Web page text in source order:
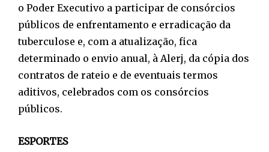
o Poder Executivo a participar de consórcios
públicos de enfrentamento e erradicação da
tuberculose e, com a atualização, fica
determinado o envio anual, à Alerj, da cópia dos
contratos de rateio e de eventuais termos
aditivos, celebrados com os consórcios
públicos.
ESPORTES